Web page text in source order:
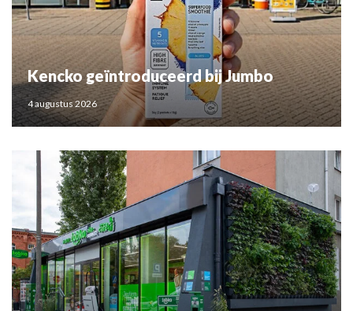
Kencko geïntroduceerd bij Jumbo
4 augustus 2026